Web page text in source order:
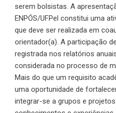
serem bolsistas. A
ENPÓS/UFPel constitui uma
que deve ser realizada em
orientador(a). A participação
registrada nos relatórios
considerada no processo de
Mais do que um requisito
uma oportunidade de
integrar-se a grupos e